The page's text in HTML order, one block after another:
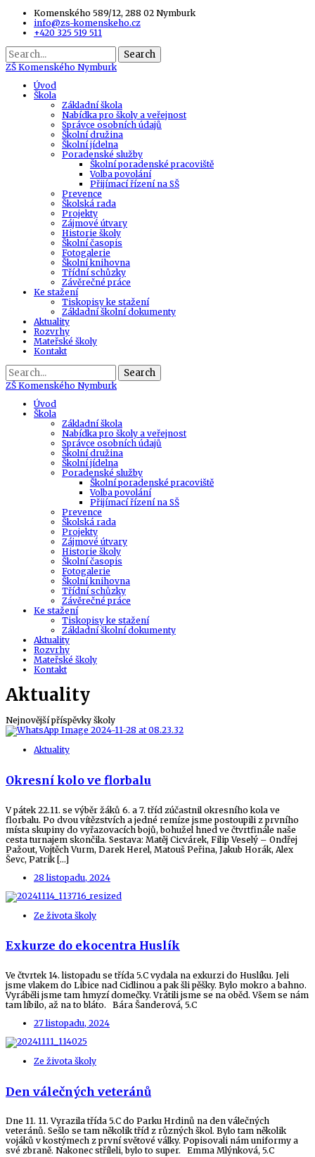
Komenského 589/12, 288 02 Nymburk
info@zs-komenskeho.cz
+420 325 519 511
Search
ZŠ Komenského Nymburk
Úvod
Škola
Základní škola
Nabídka pro školy a veřejnost
Správce osobních údajů
Školní družina
Školní jídelna
Poradenské služby
Školní poradenské pracoviště
Volba povolání
Přijímací řízení na SŠ
Prevence
Školská rada
Projekty
Zájmové útvary
Historie školy
Školní časopis
Fotogalerie
Školní knihovna
Třídní schůzky
Závěrečné práce
Ke stažení
Tiskopisy ke stažení
Základní školní dokumenty
Aktuality
Rozvrhy
Mateřské školy
Kontakt
Search
ZŠ Komenského Nymburk
Úvod
Škola
Základní škola
Nabídka pro školy a veřejnost
Správce osobních údajů
Školní družina
Školní jídelna
Poradenské služby
Školní poradenské pracoviště
Volba povolání
Přijímací řízení na SŠ
Prevence
Školská rada
Projekty
Zájmové útvary
Historie školy
Školní časopis
Fotogalerie
Školní knihovna
Třídní schůzky
Závěrečné práce
Ke stažení
Tiskopisy ke stažení
Základní školní dokumenty
Aktuality
Rozvrhy
Mateřské školy
Kontakt
Aktuality
Nejnovější příspěvky školy
Aktuality
Okresní kolo ve florbalu
V pátek 22.11. se výběr žáků 6. a 7. tříd zúčastnil okresního kola ve
florbalu. Po dvou vítězstvích a jedné remíze jsme postoupili z prvního
místa skupiny do vyřazovacích bojů, bohužel hned ve čtvrtfinále naše
cesta turnajem skončila. Sestava: Matěj Cicvárek, Filip Veselý – Ondřej
Pažout, Vojtěch Vurm, Darek Herel, Matouš Peřina, Jakub Horák, Alex
Ševc, Patrik […]
28 listopadu, 2024
Ze života školy
Exkurze do ekocentra Huslík
Ve čtvrtek 14. listopadu se třída 5.C vydala na exkurzi do Huslíku. Jeli
jsme vlakem do Libice nad Cidlinou a pak šli pěšky. Bylo mokro a bahno.
Vyráběli jsme tam hmyzí domečky. Vrátili jsme se na oběd. Všem se nám
tam líbilo, až na to bláto. Bára Šanderová, 5.C
27 listopadu, 2024
Ze života školy
Den válečných veteránů
Dne 11. 11. Vyrazila třída 5.C do Parku Hrdinů na den válečných
veteránů. Sešlo se tam několik tříd z různých škol. Bylo tam několik
vojáků v kostýmech z první světové války. Popisovali nám uniformy a
své zbraně. Nakonec stříleli, bylo to super. Emma Mlýnková, 5.C